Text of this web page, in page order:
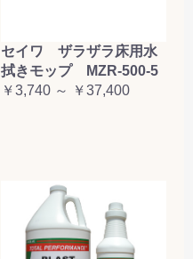
セイワ ザラザラ床用水
拭きモップ MZR-500-5
￥3,740 ～ ￥37,400